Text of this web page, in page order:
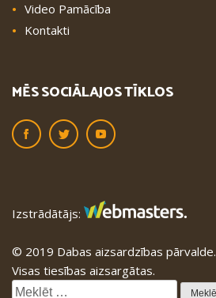
Video Pamācība
Kontakti
MĒS SOCIĀLAJOS TĪKLOS
Izstrādātājs:
© 2019 Dabas aizsardzības pārvalde.
Visas tiesības aizsargātas.
Meklēt: